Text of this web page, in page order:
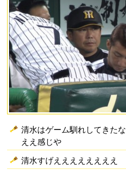
清水はゲーム馴れしてきたな
ええ感じや
清水すげええええええええ